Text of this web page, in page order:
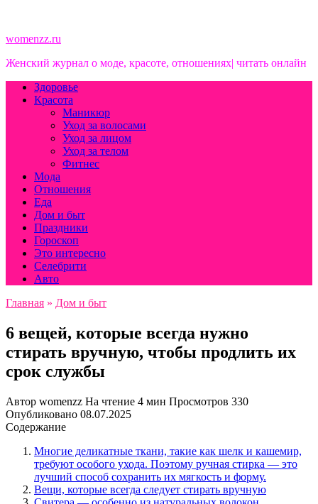
womenzz.ru
Женский журнал о моде, красоте, отношениях| читать онлайн
Здоровье
Красота
Маникюр
Уход за волосами
Уход за лицом
Уход за телом
Фитнес
Мода
Отношения
Еда
Дом и быт
Праздники
Гороскоп
Это интересно
Селебрити
Авто
Главная » Дом и быт
6 вещей, которые всегда нужно
стирать вручную, чтобы продлить их
срок службы
Автор womenzz На чтение 4 мин Просмотров 330
Опубликовано 08.07.2025
Содержание
Многие деликатные ткани, такие как шелк и кашемир,
требуют особого ухода. Поэтому ручная стирка — это
лучший способ сохранить их мягкость и форму.
Вещи, которые всегда следует стирать вручную